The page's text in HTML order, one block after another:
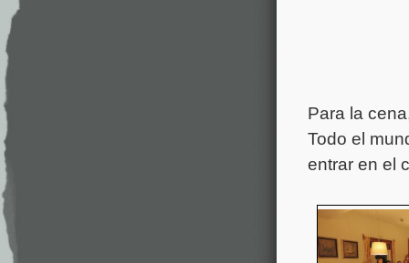
Para la
Todo el
entrar en el